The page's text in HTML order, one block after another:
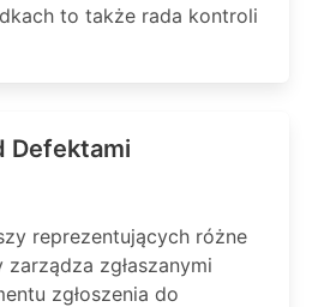
to także rada kontroli
Defektami
reprezentujących różne
zgłaszanymi
zgłoszenia do